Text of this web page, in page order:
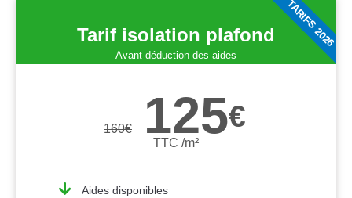
Tarif isolation plafond
Avant déduction des aides
160€ 125€
TTC /m²
Aides disponibles
TARIFS 2026